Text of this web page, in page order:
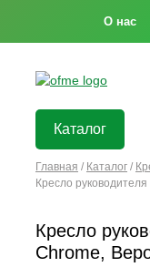
О нас
Каталог
Главная / Каталог /
Кресло
Кресло
Chrome,